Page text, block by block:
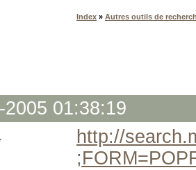
Index » Autres outils de
2005 01:38:19
http://